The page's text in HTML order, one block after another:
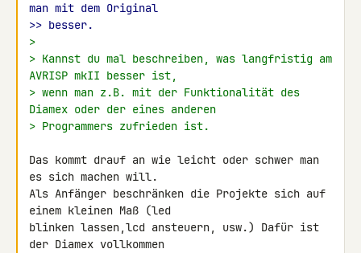
man mit dem Original
>> besser.
>
> Kannst du mal beschreiben, was langfristig am
AVRISP mkII besser ist,
> wenn man z.B. mit der Funktionalität des
Diamex oder der eines anderen
> Programmers zufrieden ist.
Das kommt drauf an wie leicht oder schwer man
es sich machen will.
Als Anfänger beschränken die Projekte sich auf
einem kleinen Maß (led
blinken lassen,lcd ansteuern, usw.) Dafür ist
der Diamex vollkommen